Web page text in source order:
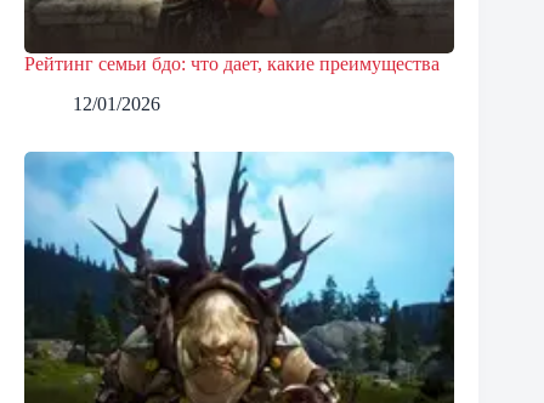
Рейтинг семьи бдо: что дает, какие преимущества
12/01/2026